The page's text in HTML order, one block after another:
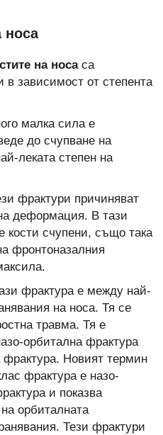
носа
на носаса
в зависимост от степента
малка сила е
до счупване на
леката степен на
фрактури причиняват
деформация. В тази
кости счупени, също така
фронтоназалния
фрактура е между най-
на носа. Тя се
травма. Тя е
орбитална фрактура
Новият термин
фрактура е назо-
и показва
орбиталната
Тези фрактури